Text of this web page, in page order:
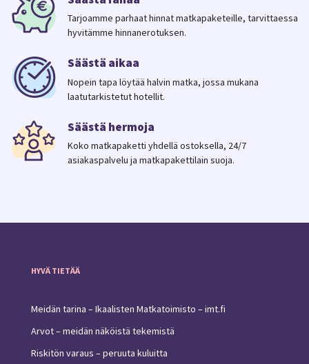
Tarjoamme parhaat hinnat matkapaketeille, tarvittaessa
hyvitämme hinnanerotuksen.
Säästä aikaa
Nopein tapa löytää halvin matka, jossa mukana
laatutarkistetut hotellit.
Säästä hermoja
Koko matkapaketti yhdellä ostoksella, 24/7
asiakaspalvelu ja matkapakettilain suoja.
HYVÄ TIETÄÄ
Meidän tarina – Ikaalisten Matkatoimisto – imt.fi
Arvot – meidän näköistä tekemistä
Riskitön varaus – peruuta kuluitta